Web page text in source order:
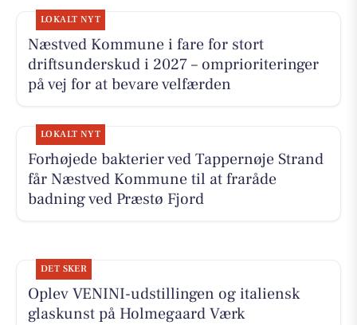
LOKALT NYT
Næstved Kommune i fare for stort
driftsunderskud i 2027 – omprioriteringer
på vej for at bevare velfærden
LOKALT NYT
Forhøjede bakterier ved Tappernøje Strand
får Næstved Kommune til at fraråde
badning ved Præstø Fjord
DET SKER
Oplev VENINI-udstillingen og italiensk
glaskunst på Holmegaard Værk